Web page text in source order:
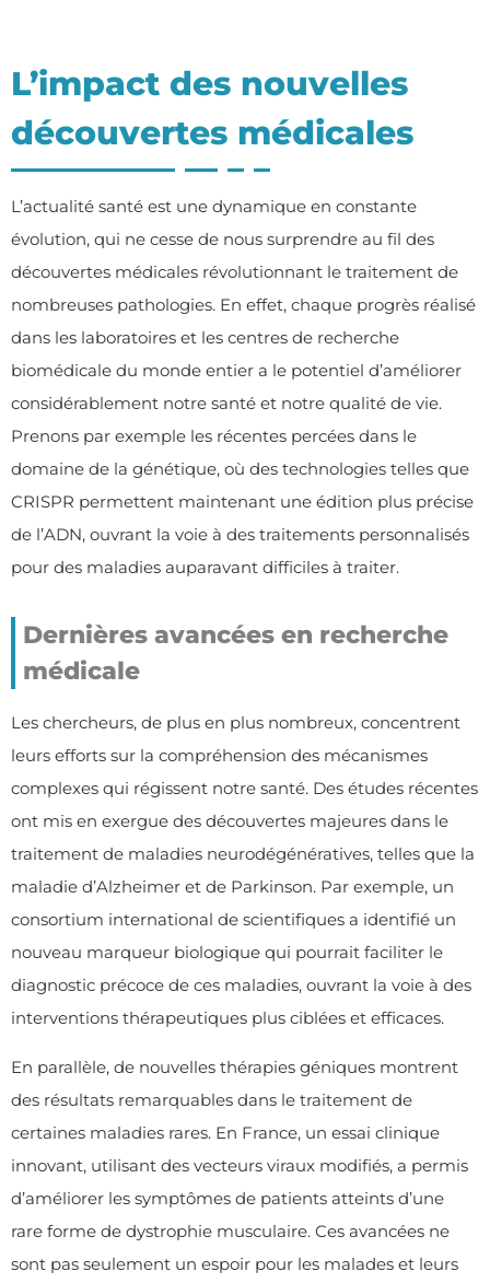
L’impact des nouvelles
découvertes médicales
L’actualité santé est une dynamique en constante
évolution, qui ne cesse de nous surprendre au fil des
découvertes médicales révolutionnant le traitement de
nombreuses pathologies. En effet, chaque progrès réalisé
dans les laboratoires et les centres de recherche
biomédicale du monde entier a le potentiel d’améliorer
considérablement notre santé et notre qualité de vie.
Prenons par exemple les récentes percées dans le
domaine de la génétique, où des technologies telles que
CRISPR permettent maintenant une édition plus précise
de l’ADN, ouvrant la voie à des traitements personnalisés
pour des maladies auparavant difficiles à traiter.
Dernières avancées en recherche
médicale
Les chercheurs, de plus en plus nombreux, concentrent
leurs efforts sur la compréhension des mécanismes
complexes qui régissent notre santé. Des études récentes
ont mis en exergue des découvertes majeures dans le
traitement de maladies neurodégénératives, telles que la
maladie d’Alzheimer et de Parkinson. Par exemple, un
consortium international de scientifiques a identifié un
nouveau marqueur biologique qui pourrait faciliter le
diagnostic précoce de ces maladies, ouvrant la voie à des
interventions thérapeutiques plus ciblées et efficaces.
En parallèle, de nouvelles thérapies géniques montrent
des résultats remarquables dans le traitement de
certaines maladies rares. En France, un essai clinique
innovant, utilisant des vecteurs viraux modifiés, a permis
d’améliorer les symptômes de patients atteints d’une
rare forme de dystrophie musculaire. Ces avancées ne
sont pas seulement un espoir pour les malades et leurs